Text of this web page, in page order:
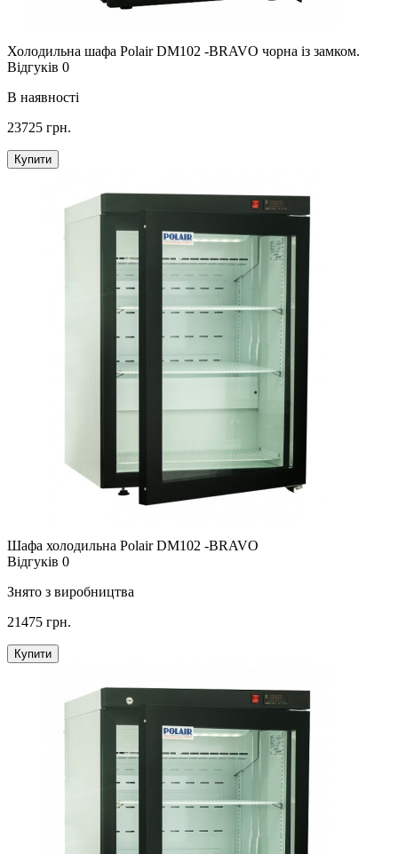
Холодильна шафа Polair DM102 -BRAVO чорна із замком.
Відгуків 0
В наявності
23725 грн.
Купити
Шафа холодильна Polair DM102 -BRAVO
Відгуків 0
Знято з виробництва
21475 грн.
Купити